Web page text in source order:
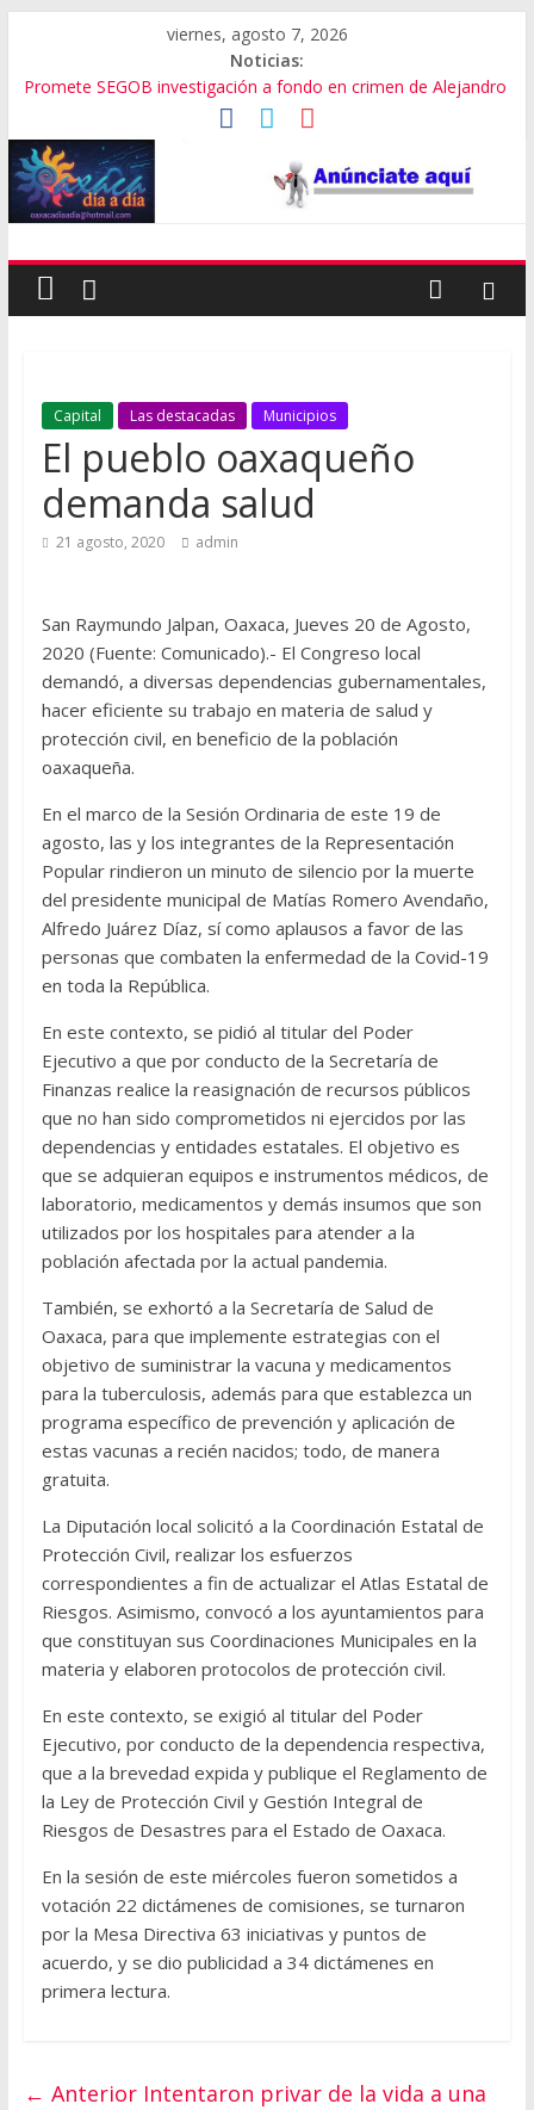
viernes, agosto 7, 2026
Noticias:
Promete SEGOB investigación a fondo en crimen de Alejandro
Bajo amenazas, Secretario de Gobierno de Oaxaca despojaría
predios
“Amenazamos, no dialogamos”
Banda de fraudes financieros operaba desde un Toks
Capital Las destacadas Municipios
El pueblo oaxaqueño
demanda salud
21 agosto, 2020 admin
San Raymundo Jalpan, Oaxaca, Jueves 20 de Agosto,
2020 (Fuente: Comunicado).- El Congreso local
demandó, a diversas dependencias gubernamentales,
hacer eficiente su trabajo en materia de salud y
protección civil, en beneficio de la población
oaxaqueña.
En el marco de la Sesión Ordinaria de este 19 de
agosto, las y los integrantes de la Representación
Popular rindieron un minuto de silencio por la muerte
del presidente municipal de Matías Romero Avendaño,
Alfredo Juárez Díaz, sí como aplausos a favor de las
personas que combaten la enfermedad de la Covid-19
en toda la República.
En este contexto, se pidió al titular del Poder
Ejecutivo a que por conducto de la Secretaría de
Finanzas realice la reasignación de recursos públicos
que no han sido comprometidos ni ejercidos por las
dependencias y entidades estatales. El objetivo es
que se adquieran equipos e instrumentos médicos, de
laboratorio, medicamentos y demás insumos que son
utilizados por los hospitales para atender a la
población afectada por la actual pandemia.
También, se exhortó a la Secretaría de Salud de
Oaxaca, para que implemente estrategias con el
objetivo de suministrar la vacuna y medicamentos
para la tuberculosis, además para que establezca un
programa específico de prevención y aplicación de
estas vacunas a recién nacidos; todo, de manera
gratuita.
La Diputación local solicitó a la Coordinación Estatal de
Protección Civil, realizar los esfuerzos
correspondientes a fin de actualizar el Atlas Estatal de
Riesgos. Asimismo, convocó a los ayuntamientos para
que constituyan sus Coordinaciones Municipales en la
materia y elaboren protocolos de protección civil.
En este contexto, se exigió al titular del Poder
Ejecutivo, por conducto de la dependencia respectiva,
que a la brevedad expida y publique el Reglamento de
la Ley de Protección Civil y Gestión Integral de
Riesgos de Desastres para el Estado de Oaxaca.
En la sesión de este miércoles fueron sometidos a
votación 22 dictámenes de comisiones, se turnaron
por la Mesa Directiva 63 iniciativas y puntos de
acuerdo, y se dio publicidad a 34 dictámenes en
primera lectura.
← AnteriorIntentaron privar de la vida a una